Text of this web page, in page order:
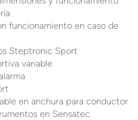
funcionamiento en caso de
Steptronic Sport
variable
en anchura para conductor
en Sensatec